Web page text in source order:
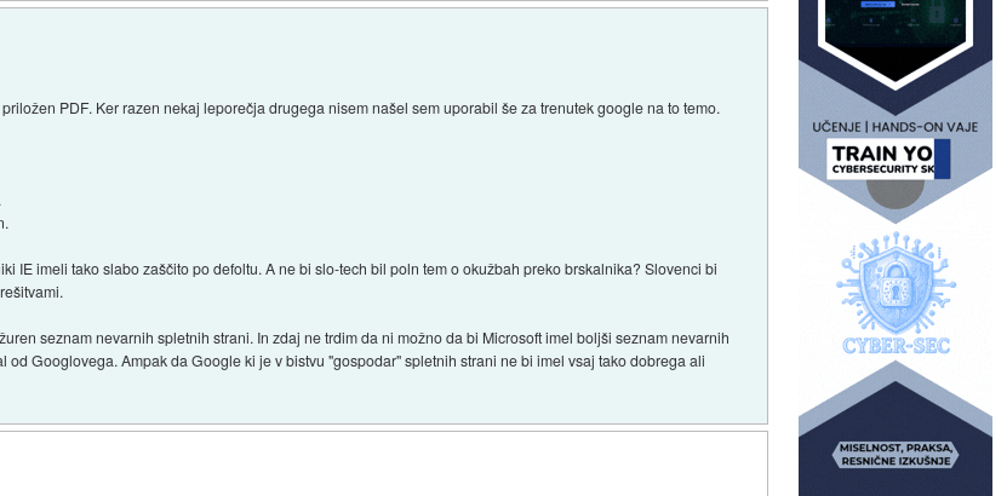
PDF. Ker razen nekaj leporečja drugega nisem našel sem uporabil še za trenutek google na to temo.
IE imeli tako slabo zaščito po defoltu. A ne bi slo-tech bil poln tem o okužbah preko brskalnika? Slovenci bi
seznam nevarnih spletnih strani. In zdaj ne trdim da ni možno da bi Microsoft imel boljši seznam nevarnih
Googlovega. Ampak da Google ki je v bistvu "gospodar" spletnih strani ne bi imel vsaj tako dobrega ali